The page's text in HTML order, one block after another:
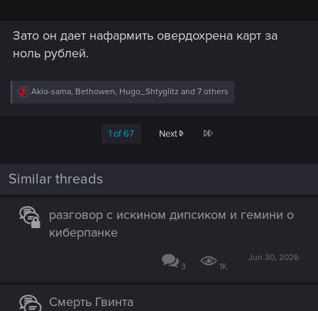
Зато он дает нафармить овердохрена карт за
ноль рублей.
R
s
Akio-sama, Bethowen, Hugo_Shtyglitz and 7 others
1 of 67 Next Last
Similar threads
разговор с искином дипсиком и гемини о
киберпанке
3 1K
Jun 30, 2026
Смерть Гвинта